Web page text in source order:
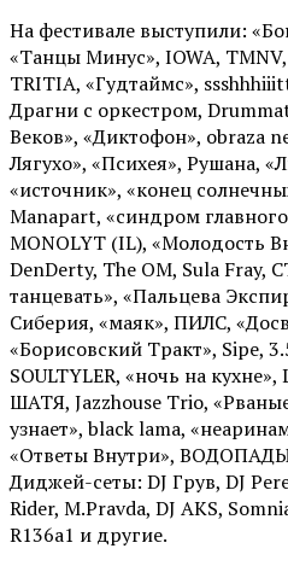
На фестивале выступили:
«Танцы Минус», IOWA,
TRITIA, «Гудтаймс»,
Драгни с оркестром,
Веков», «Диктофон», obraza
Лягухо», «Психея», Рушана,
«источник», «конец
Manapart, «синдром
MONOLYT (IL), «Молодость
DenDerty, The OM, Sula Fray,
танцевать», «Пальцева
Сиберия, «маяк», ПИЛС,
«Борисовский Тракт», Sipe,
SOULTYLER, «ночь на
ШАТЯ, Jazzhouse Trio,
узнает», black lama,
«Ответы Внутри»,
Диджей-сеты: DJ Грув, DJ
Rider, М.Pravda, DJ AKS,
R136a1 и другие.